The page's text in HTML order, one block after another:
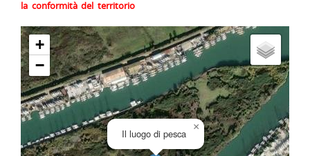
la conformità del territorio
Il luogo di pesca
×
+
−